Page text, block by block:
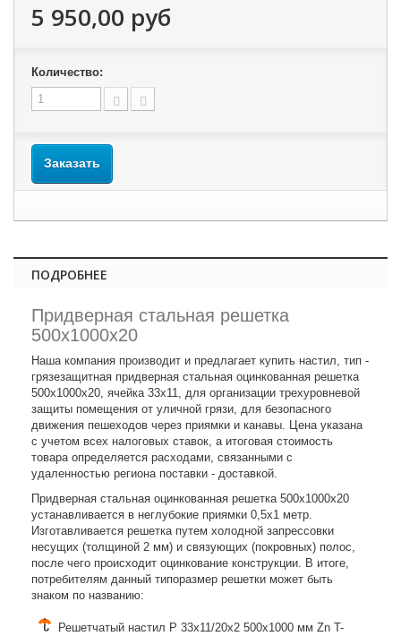
5 950,00 руб
Количество:
Заказать
ПОДРОБНЕЕ
Придверная стальная решетка
500х1000х20
Наша компания производит и предлагает купить настил, тип -
грязезащитная придверная стальная оцинкованная решетка
500х1000х20, ячейка 33х11, для организации трехуровневой
защиты помещения от уличной грязи, для безопасного
движения пешеходов через приямки и канавы. Цена указана
с учетом всех налоговых ставок, а итоговая стоимость
товара определяется расходами, связанными с
удаленностью региона поставки - доставкой.
Придверная стальная оцинкованная решетка 500х1000х20
устанавливается в неглубокие приямки 0,5х1 метр.
Изготавливается решетка путем холодной запрессовки
несущих (толщиной 2 мм) и связующих (покровных) полос,
после чего происходит оцинкование конструкции. В итоге,
потребителям данный типоразмер решетки может быть
знаком по названию:
Решетчатый настил Р 33х11/20х2 500х1000 мм Zn T-